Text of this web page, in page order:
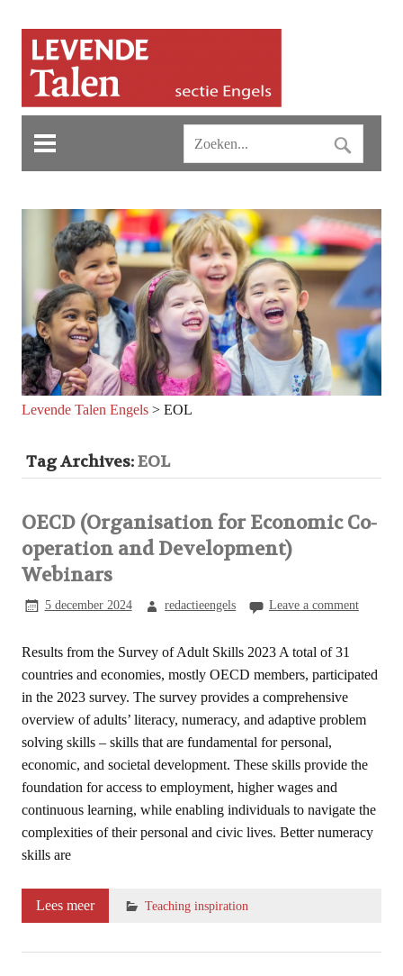
Levende Talen Engels > EOL
Tag Archives:EOL
OECD (Organisation for Economic Co-
operation and Development)
Webinars
5 december 2024 redactieengels Leave a comment
Results from the Survey of Adult Skills 2023 A total of 31
countries and economies, mostly OECD members, participated
in the 2023 survey. The survey provides a comprehensive
overview of adults’ literacy, numeracy, and adaptive problem
solving skills – skills that are fundamental for personal,
economic, and societal development. These skills provide the
foundation for access to employment, higher wages and
continuous learning, while enabling individuals to navigate the
complexities of their personal and civic lives. Better numeracy
skills are
Lees meer Teaching inspiration